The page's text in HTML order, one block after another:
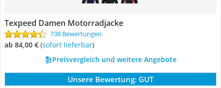
Texpeed Damen Motorradjacke
738 Bewertungen
ab 84,00 € ( Sofort lieferbar)
Preisvergleich und weitere Angebote
Unsere Bewertung: GUT